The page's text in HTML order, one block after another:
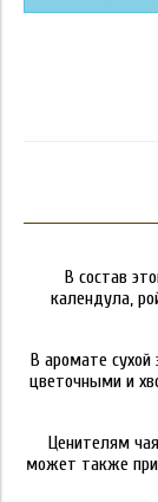
В состав
календула,
В аромате
цветочными и
Ценителям
может также